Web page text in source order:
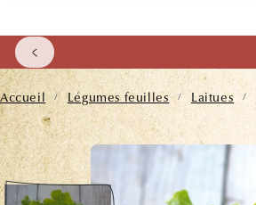
Accueil / Légumes feuilles / Laitues /
PASSER AUX
INFORMATIONS
PRODUITS